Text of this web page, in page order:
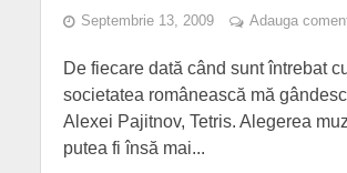
Septembrie 13, 2009 Adauga
De fiecare dată când sunt întrebat
societatea românească mă
Alexei Pajitnov, Tetris. Alegerea
putea fi însă mai...